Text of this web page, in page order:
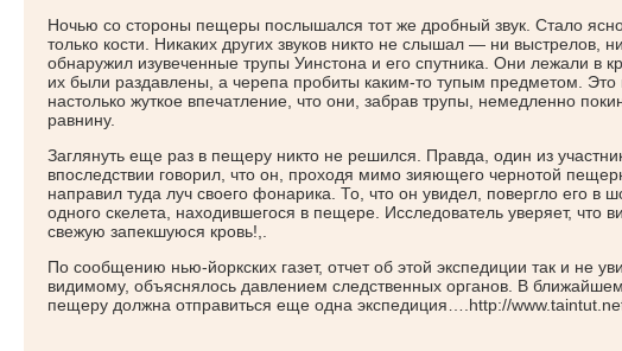
Ночью со стороны пещеры послышался тот же дробный звук. Стало ясно,
только кости. Никаких других звуков никто не слышал — ни выстрелов,
обнаружил изувеченные трупы Уинстона и его спутника. Они лежали в
их были раздавлены, а черепа пробиты каким-то тупым предметом.
настолько жуткое впечатление, что они, забрав трупы, немедленно
равнину.
Заглянуть еще раз в пещеру никто не решился. Правда, один из
впоследствии говорил, что он, проходя мимо зияющего чернотой
направил туда луч своего фонарика. То, что он увидел, повергло его в
одного скелета, находившегося в пещере. Исследователь уверяет, что
свежую запекшуюся кровь!,.
По сообщению нью-йоркских газет, отчет об этой экспедиции так и не
видимому, объяснялось давлением следственных органов. В
пещеру должна отправиться еще одна экспедиция….http://